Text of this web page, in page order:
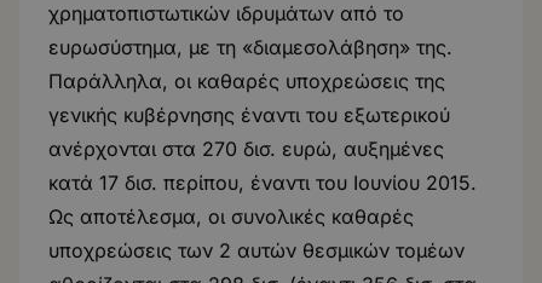
χρηματοπιστωτικών ιδρυμάτων από το
ευρωσύστημα, με τη «διαμεσολάβηση» της.
Παράλληλα, οι καθαρές υποχρεώσεις της
γενικής κυβέρνησης έναντι του εξωτερικού
ανέρχονται στα 270 δισ. ευρώ, αυξημένες
κατά 17 δισ. περίπου, έναντι του Ιουνίου 2015.
Ως αποτέλεσμα, οι συνολικές καθαρές
υποχρεώσεις των 2 αυτών θεσμικών τομέων